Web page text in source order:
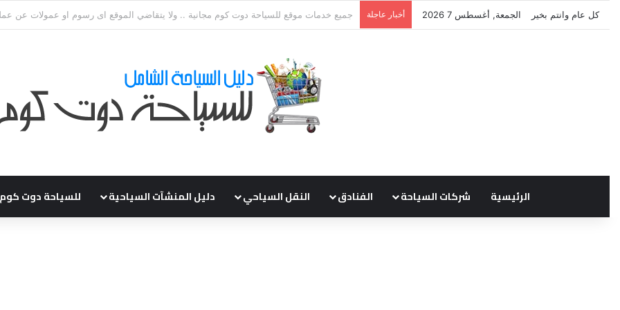
كل عام وانتم بخير الجمعة, أغسطس 7 2026 أخبار عاجلة نتشرف بتلقي طلباتكم و استفسارتكم ... لو عندك سؤال او استفسار ماتدرددش فى طلب
الرئيسية شركات السياحة الفنادق النقل السياحي دليل المنشآت السياحية للسياحة دوت كوم